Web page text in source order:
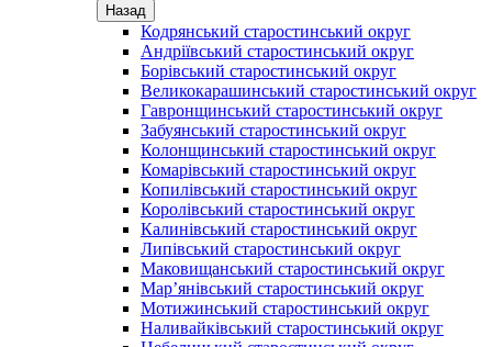
Назад
Кодрянський старостинський округ
Андріївський старостинський округ
Борівський старостинський округ
Великокарашинський старостинський округ
Гавронщинський старостинський округ
Забуянський старостинський округ
Колонщинський старостинський округ
Комарівський старостинський округ
Копилівський старостинський округ
Королівський старостинський округ
Калинівський старостинський округ
Липівський старостинський округ
Маковищанський старостинський округ
Мар’янівський старостинський округ
Мотижинський старостинський округ
Наливайківський старостинський округ